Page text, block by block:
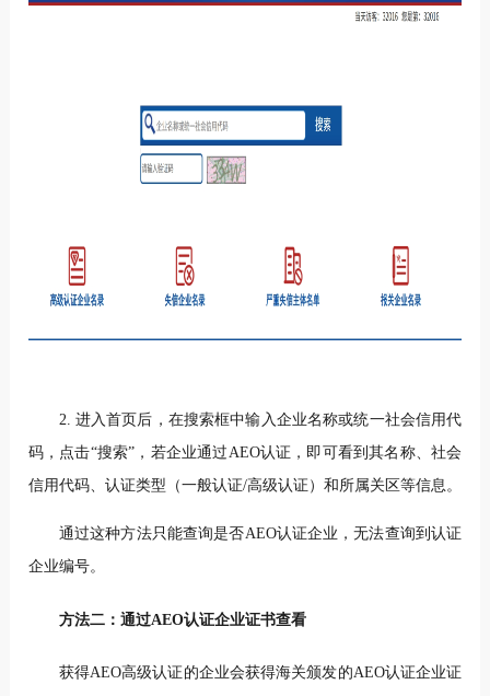
2. 进入首页后， 在搜索框中输入企业名称或统一社会信用代
码，点击“搜索”， 若企业通过AEO认证，即可看到其名称、社会
信用代码、认证类型（一般认证/高级认证）和所属关区等信息。
通过这种方法只能查询是否AEO认证企业，无法查询到认证
企业编号。
方法二：通过AEO认证企业证书查看
获得AEO高级认证的企业会获得海关颁发的AEO认证企业证